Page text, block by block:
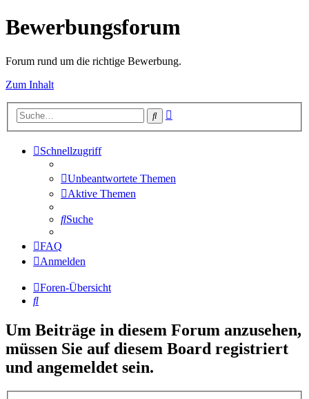
Bewerbungsforum
Forum rund um die richtige Bewerbung.
Zum Inhalt
Suche
Schnellzugriff
Unbeantwortete Themen
Aktive Themen
Suche
FAQ
Anmelden
Foren-Übersicht
Suche
Um Beiträge in diesem Forum anzusehen,
müssen Sie auf diesem Board registriert
und angemeldet sein.